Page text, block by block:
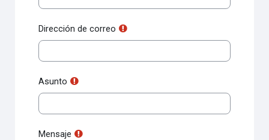
Dirección de correo
Asunto
Mensaje